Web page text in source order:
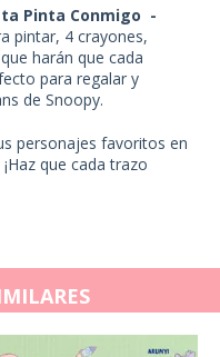
Pinta Conmigo -
pintar, 4 crayones,
harán que cada
para regalar y
de Snoopy.
personajes favoritos en
que cada trazo